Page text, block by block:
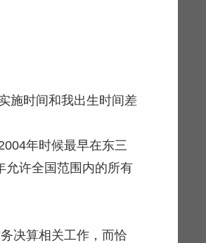
施时间和我出生时间差
2004年时候最早在东三
允许全国范围内的所有
决算相关工作，而恰